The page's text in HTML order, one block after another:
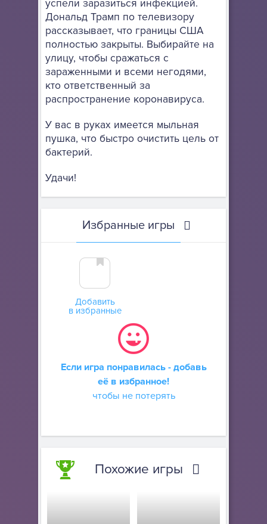
успели заразиться инфекцией.
Дональд Трамп по телевизору
рассказывает, что границы США
полностью закрыты. Выбирайте на
улицу, чтобы сражаться с
зараженными и всеми негодями,
кто ответственный за
распространение коронавируса.
У вас в руках имеется мыльная
пушка, что быстро очистить цель от
бактерий.
Удачи!
Избранные игры
Добавить
в избранные
Если игра понравилась - добавь
её в избранное!
чтобы не потерять
Похожие игры